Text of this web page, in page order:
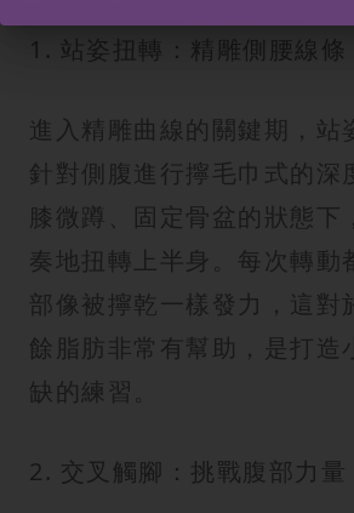
1. 站姿扭轉：精雕側腰線條
進入精雕曲線的關鍵期，站
針對側腹進行擰毛巾式的深
膝微蹲、固定骨盆的狀態下
奏地扭轉上半身。每次轉動
部像被擰乾一樣發力，這對
餘脂肪非常有幫助，是打造
缺的練習。
2. 交叉觸腳：挑戰腹部力量